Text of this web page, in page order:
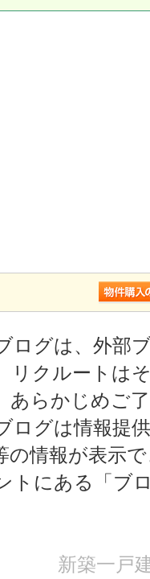
グは、外部
リクルートは
あらかじめご
グは情報提
の情報が表示
トにある「ブ
新築一戸